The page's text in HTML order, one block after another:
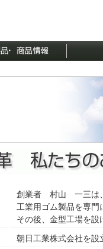
創業者 村山 一三は、
工業用ゴム製品を専
その後、金型工場を
朝日工業株式会社を設